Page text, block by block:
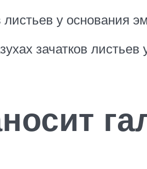
у основания
зачатков листьев